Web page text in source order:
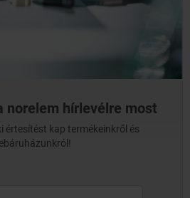
norelem hírlevélre most
értesítést kap termékeinkről és